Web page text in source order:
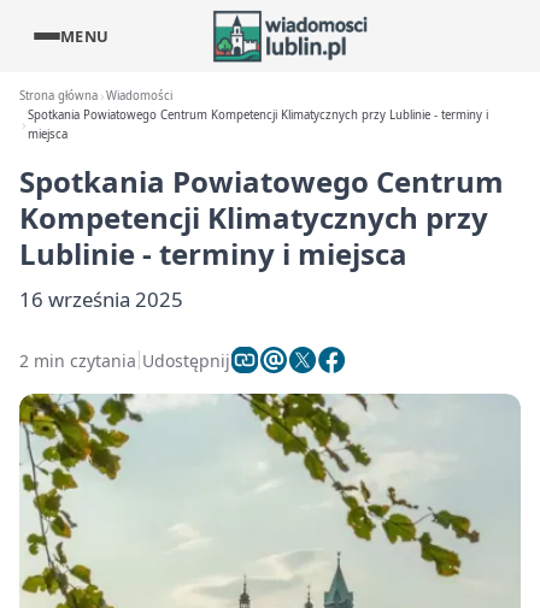
MENU
Strona główna Wiadomości
Spotkania Powiatowego Centrum Kompetencji Klimatycznych przy Lublinie - terminy i
miejsca
Spotkania Powiatowego Centrum
Kompetencji Klimatycznych przy
Lublinie - terminy i miejsca
16 września 2025
2 min czytania Udostępnij